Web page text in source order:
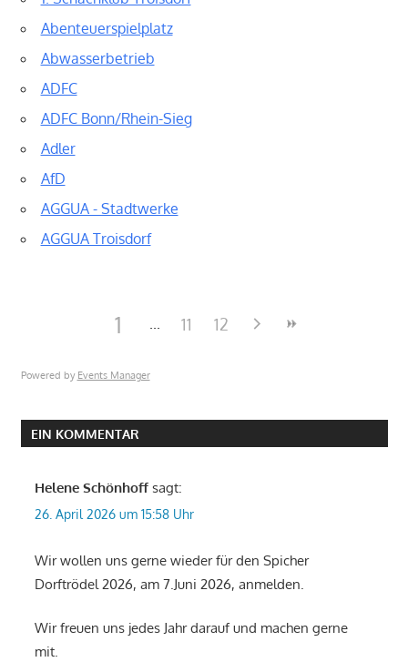
Abenteuerspielplatz
Abwasserbetrieb
ADFC
ADFC Bonn/Rhein-Sieg
Adler
AfD
AGGUA - Stadtwerke
AGGUA Troisdorf
1 11 12
Powered by Events Manager
EIN KOMMENTAR
Helene Schönhoff sagt:
26. April 2026 um 15:58 Uhr
Wir wollen uns gerne wieder für den Spicher
Dorftrödel 2026, am 7.Juni 2026, anmelden.
Wir freuen uns jedes Jahr darauf und machen gerne
mit.